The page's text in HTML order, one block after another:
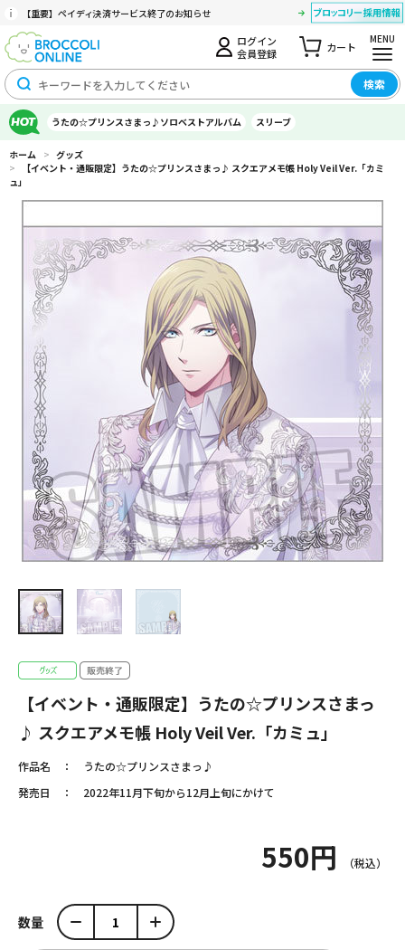
【重要】ペイディ決済サービス終了のお知らせ
ログイン
会員登録
カート
MENU
検索
うたの☆プリンスさまっ♪ソロベストアルバム スリーブ
ホーム > グッズ
>
【イベント・通販限定】うたの☆プリンスさまっ♪ スクエアメモ帳 Holy Veil Ver.「カミ
ュ」
【イベント・通販限定】うたの☆プリンスさまっ
♪ スクエアメモ帳 Holy Veil Ver.「カミュ」
作品名
うたの☆プリンスさまっ♪
発売日
2022年11月下旬から12月上旬にかけて
550円
数量